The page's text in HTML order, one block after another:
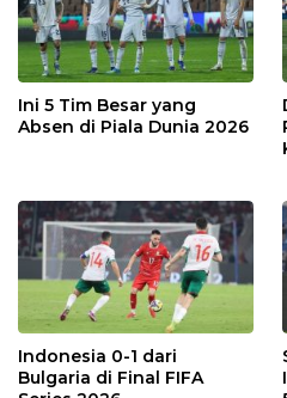
Ini 5 Tim Besar yang
Absen di Piala Dunia 2026
Indonesia 0-1 dari
Bulgaria di Final FIFA